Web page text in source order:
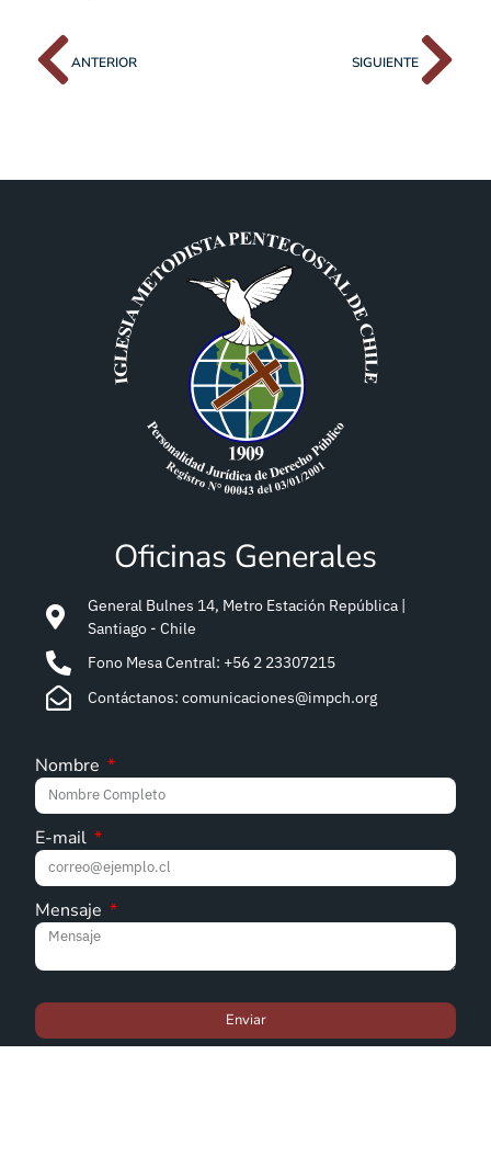
ANTERIOR SIGUIENTE
Oficinas Generales
General Bulnes 14, Metro Estación República |
Santiago - Chile
Fono Mesa Central: +56 2 23307215
Contáctanos: comunicaciones@impch.org
Nombre
E-mail
Mensaje
Enviar